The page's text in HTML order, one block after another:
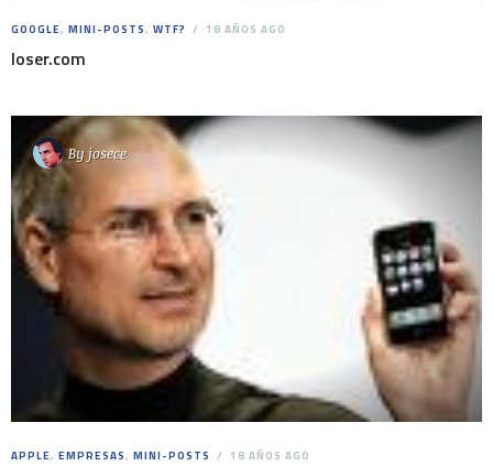
GOOGLE, MINI-POSTS, WTF? 18 AÑOS AGO
loser.com
By josece
APPLE, EMPRESAS, MINI-POSTS 18 AÑOS AGO